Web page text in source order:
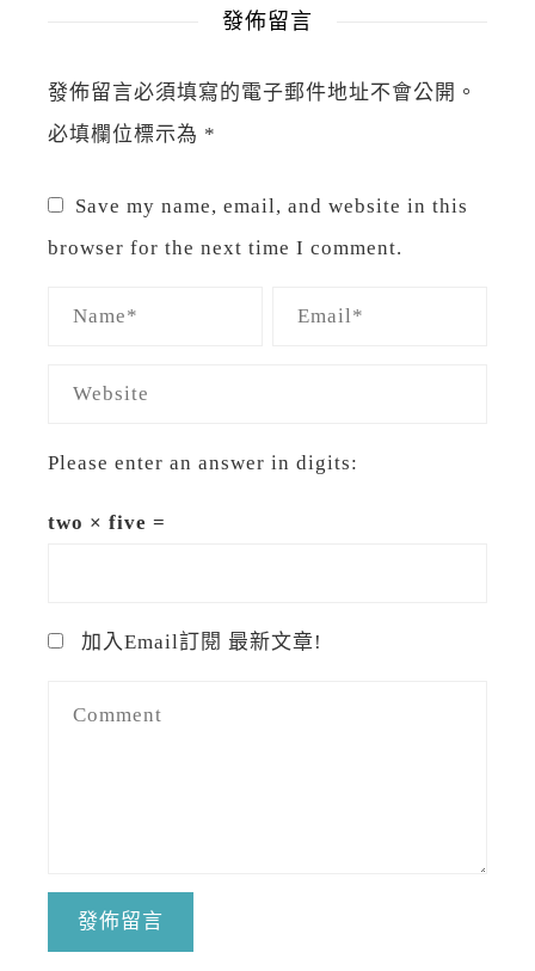
發佈留言
發佈留言必須填寫的電子郵件地址不會公開。
必填欄位標示為 *
Save my name, email, and website in this
browser for the next time I comment.
Please enter an answer in digits:
two × five =
加入Email訂閱 最新文章!